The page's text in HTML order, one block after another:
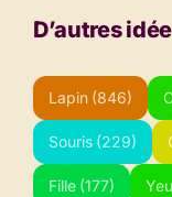
D’autres
Lapin (846)
Souris (229)
Fille (177)